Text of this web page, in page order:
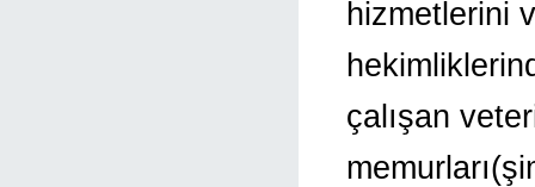
hizmetlerini
çalışan